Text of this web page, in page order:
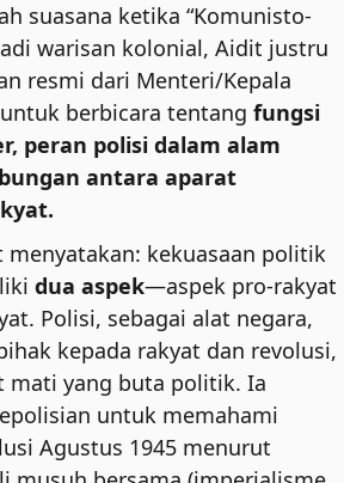
suasana ketika “Komunisto-
warisan kolonial, Aidit justru
resmi dari Menteri/Kepala
berbicara tentang fungsi
peran polisi dalam alam
antara aparat
menyatakan: kekuasaan politik
dua aspek—aspek pro-rakyat
Polisi, sebagai alat negara,
kepada rakyat dan revolusi,
mati yang buta politik. Ia
untuk memahami
Agustus 1945 menurut